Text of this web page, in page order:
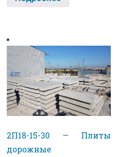
2П18-15-30 — Плиты
дорожные